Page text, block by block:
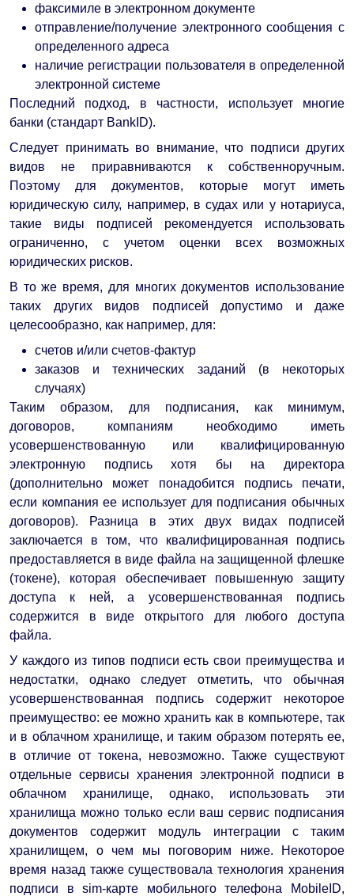
факсимиле в электронном документе
отправление/получение электронного сообщения с
определенного адреса
наличие регистрации пользователя в определенной
электронной системе
Последний подход, в частности, использует многие
банки (стандарт BankID).
Следует принимать во внимание, что подписи других
видов не приравниваются к собственноручным.
Поэтому для документов, которые могут иметь
юридическую силу, например, в судах или у нотариуса,
такие виды подписей рекомендуется использовать
ограниченно, с учетом оценки всех возможных
юридических рисков.
В то же время, для многих документов использование
таких других видов подписей допустимо и даже
целесообразно, как например, для:
счетов и/или счетов-фактур
заказов и технических заданий (в некоторых
случаях)
Таким образом, для подписания, как минимум,
договоров, компаниям необходимо иметь
усовершенствованную или квалифицированную
электронную подпись хотя бы на директора
(дополнительно может понадобится подпись печати,
если компания ее использует для подписания обычных
договоров). Разница в этих двух видах подписей
заключается в том, что квалифицированная подпись
предоставляется в виде файла на защищенной флешке
(токене), которая обеспечивает повышенную защиту
доступа к ней, а усовершенствованная подпись
содержится в виде открытого для любого доступа
файла.
У каждого из типов подписи есть свои преимущества и
недостатки, однако следует отметить, что обычная
усовершенствованная подпись содержит некоторое
преимущество: ее можно хранить как в компьютере, так
и в облачном хранилище, и таким образом потерять ее,
в отличие от токена, невозможно. Также существуют
отдельные сервисы хранения электронной подписи в
облачном хранилище, однако, использовать эти
хранилища можно только если ваш сервис подписания
документов содержит модуль интеграции с таким
хранилищем, о чем мы поговорим ниже. Некоторое
время назад также существовала технология хранения
подписи в sim-карте мобильного телефона MobileID,